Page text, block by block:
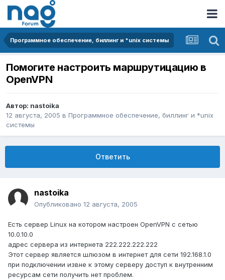
Программное обеспечение, биллинг и *unix системы
Помогите настроить маршрутицацию в
OpenVPN
Автор: nastoika
12 августа, 2005 в Программное обеспечение, биллинг и *unix
системы
Ответить
nastoika
Опубликовано 12 августа, 2005
Есть сервер Linux на котором настроен OpenVPN с сетью
10.0.10.0
адрес сервера из интернета 222.222.222.222
Этот сервер является шлюзом в интернет для сети 192.168.1.0
при подключении извне к этому серверу доступ к внутренним
ресурсам сети получить нет проблем.